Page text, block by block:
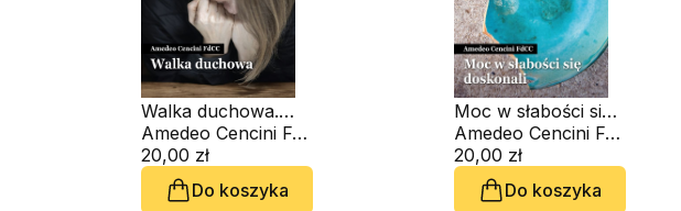
Walka duchowa.
Zeszyt Formacji
Duchowej nr 106
Amedeo Cencini FdCC
20,00 zł
Do koszyka
Moc w słabości się
doskonali. Zeszyt
Formacji Duchowej
nr 99
Amedeo Cencini FdCC
20,00 zł
Do koszyka